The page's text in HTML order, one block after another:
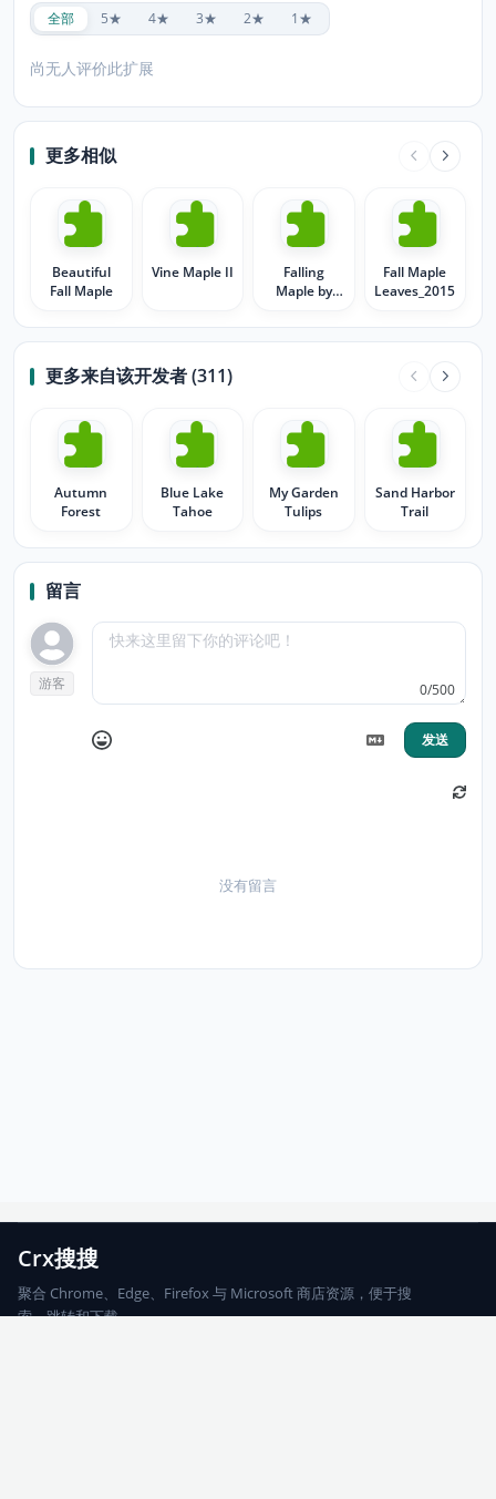
全部 5★ 4★ 3★ 2★ 1★
尚无人评价此扩展
更多相似
Beautiful
Fall Maple
Vine Maple II
Falling
Maple by
Fall Maple
Leaves_2015
更多来自该开发者 (311)
Autumn
Forest
Blue Lake
Tahoe
My Garden
Tulips
Sand Harbor
Trail
留言
游客 0/500
发送
没有留言
Crx搜搜
聚合 Chrome、Edge、Firefox 与 Microsoft 商店资源，便于搜
索、跳转和下载。